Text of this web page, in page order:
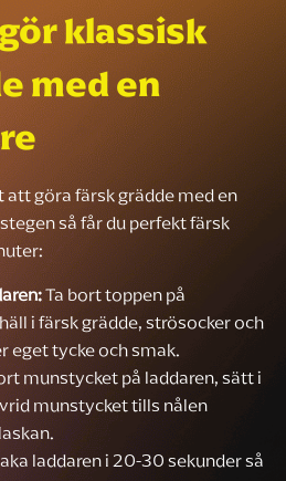
klassisk
med en
att göra färsk grädde med en
så får du perfekt färsk
Ta bort toppen på
i färsk grädde, strösocker och
eget tycke och smak.
munstycket på laddaren, sätt i
munstycket tills nålen
laddaren i 20-30 sekunder så